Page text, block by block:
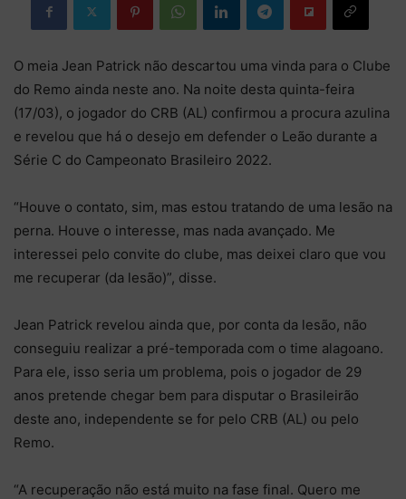
O meia Jean Patrick não descartou uma vinda para o Clube
do Remo ainda neste ano. Na noite desta quinta-feira
(17/03), o jogador do CRB (AL) confirmou a procura azulina
e revelou que há o desejo em defender o Leão durante a
Série C do Campeonato Brasileiro 2022.
“Houve o contato, sim, mas estou tratando de uma lesão na
perna. Houve o interesse, mas nada avançado. Me
interessei pelo convite do clube, mas deixei claro que vou
me recuperar (da lesão)”, disse.
Jean Patrick revelou ainda que, por conta da lesão, não
conseguiu realizar a pré-temporada com o time alagoano.
Para ele, isso seria um problema, pois o jogador de 29
anos pretende chegar bem para disputar o Brasileirão
deste ano, independente se for pelo CRB (AL) ou pelo
Remo.
“A recuperação não está muito na fase final. Quero me